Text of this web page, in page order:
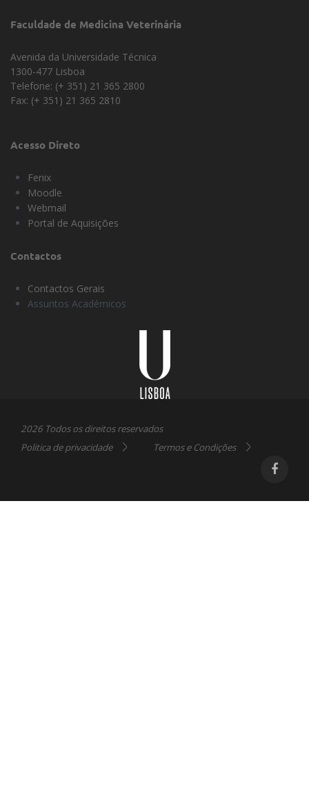
Faculdade de Medicina Veterinária
Avenida da Universidade Técnica
1300-477 Lisboa
Telefone: (+ 351) 21 365 2800
Fax: (+ 351) 21 365 2810
Acesso Direto
Fenix
Moodle
Webmail
Portal de Aquisições
Contactos
Contactos Gerais
Assuntos Académicos
2026 Todos os direitos reservados
Politica de privacidade
Termos e Condições